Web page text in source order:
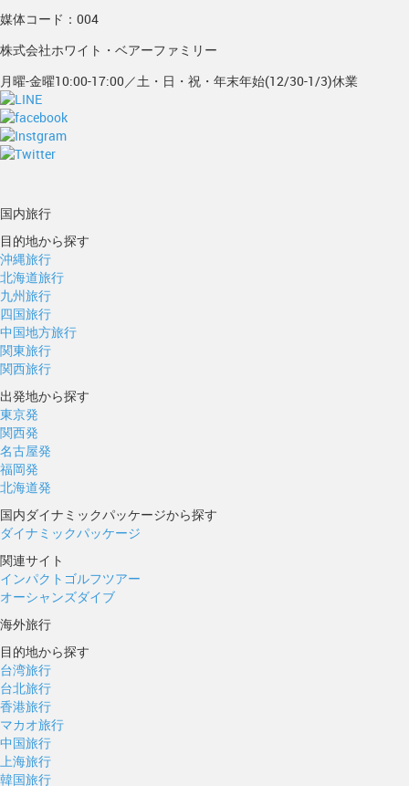
媒体コード：004
株式会社ホワイト・ベアーファミリー
月曜-金曜10:00-17:00／土・日・祝・年末年始(12/30-1/3)休業
国内旅行
目的地から探す
沖縄旅行
北海道旅行
九州旅行
四国旅行
中国地方旅行
関東旅行
関西旅行
出発地から探す
東京発
関西発
名古屋発
福岡発
北海道発
国内ダイナミックパッケージから探す
ダイナミックパッケージ
関連サイト
インパクトゴルフツアー
オーシャンズダイブ
海外旅行
目的地から探す
台湾旅行
台北旅行
香港旅行
マカオ旅行
中国旅行
上海旅行
韓国旅行